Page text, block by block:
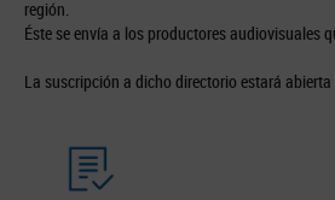
región.
Éste se envía a los productores audiovisuales
La suscripción a dicho directorio estará